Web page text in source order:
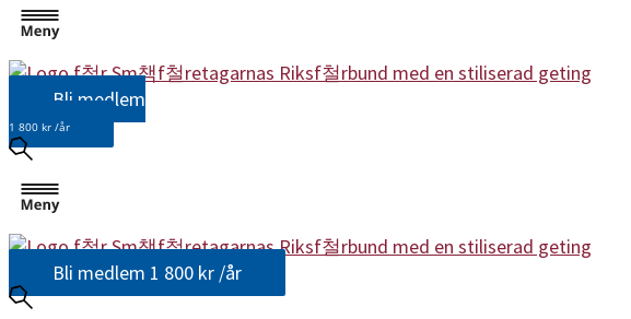
Bli medlem
1 800 kr /år
Bli medlem 1 800 kr /år